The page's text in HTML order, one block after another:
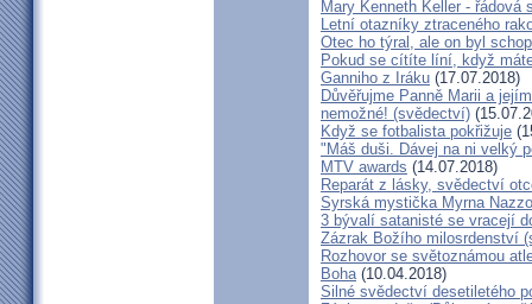
Mary Kenneth Keller - řádová
Letní otazníky ztraceného
Otec ho týral, ale on byl
Pokud se cítíte líní, když
Ganniho z Iráku (17.07.2018)
Důvěřujme Panně Marii a
nemožné! (svědectví)
Když se fotbalista pokřižuje
"Máš duši. Dávej na ni velký
MTV awards (14.07.2018)
Reparát z lásky, svědectví
Syrská mystička Myrna
3 bývalí satanisté se vracejí
Zázrak Božího milosrdenství
Rozhovor se světoznámou
Boha(10.04.2018)
Silné svědectví desetiletého